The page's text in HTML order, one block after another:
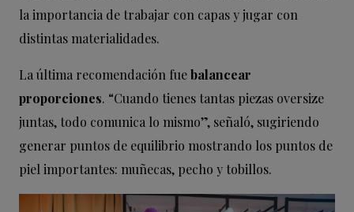
la importancia de trabajar con capas y jugar con
distintas materialidades.
La última recomendación fuebalancear
proporciones. “Cuando tienes tantas piezas oversize
juntas, todo comunica lo mismo”, señaló, sugiriendo
generar puntos de equilibrio mostrando los puntos de
piel importantes: muñecas, pecho y tobillos.